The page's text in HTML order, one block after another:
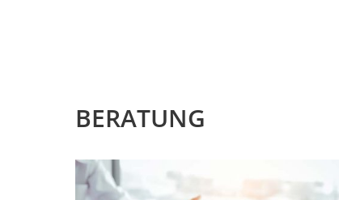
BERATUNG